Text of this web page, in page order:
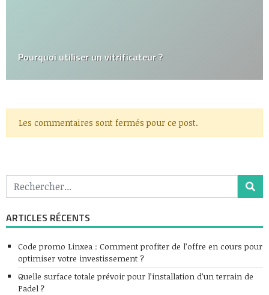
Pourquoi utiliser un vitrificateur ?
Les commentaires sont fermés pour ce post.
ARTICLES RÉCENTS
Code promo Linxea : Comment profiter de l’offre en cours pour
optimiser votre investissement ?
Quelle surface totale prévoir pour l’installation d’un terrain de
Padel ?